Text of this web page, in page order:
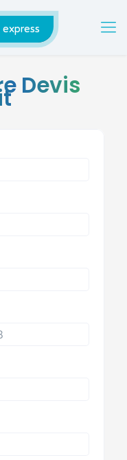
express
Devis